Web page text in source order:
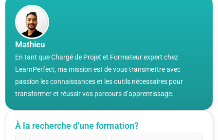
Mathieu
En tant que Chargé de Projet et Formateur expert chez
LearnPerfect, ma mission est de vous transmettre avec
passion les connaissances et les outils nécessaires pour
transformer et réussir vos parcours d’apprentissage.
À la recherche d'une formation?